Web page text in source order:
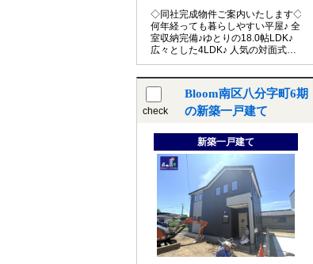
◇同社完成物件ご案内いたします◇
何年経っても暮らしやすい平屋♪ 全
室収納完備♪ゆとりの18.0帖LDK♪
広々とした4LDK♪ 人気の対面式キ
ッチン♪
check
Bloom南区八分字町6
の新築一戸建て
新築一戸建て